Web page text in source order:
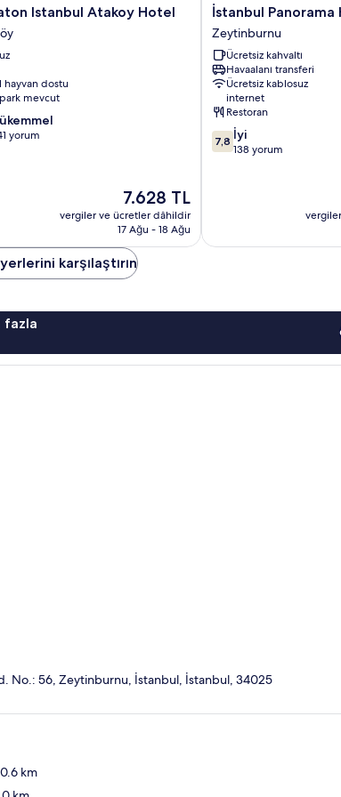
Istanbul Atakoy Hotel
hayvan dostu
mevcut
yorum
Güncel
fiyat:
7.628 TL
7.628 TL
vergiler ve ücretler dâhildir
17 Ağu - 18 Ağu
İstanbul
Panorama
Hotel
Zeytinburnu
İstanbul Panorama
Zeytinburnu
Ücretsiz kahvaltı
Havaalanı transferi
Ücretsiz kablosuz
internet
Restoran
10
üzerinden
7,8 İyi
138 yorum
karşılaştırın
fazla
No.: 56, Zeytinburnu, İstanbul, İstanbul, 34025
km